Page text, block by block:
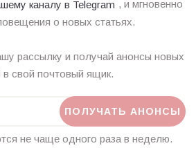
, и мгновенно
о новых статьях.
рассылку и получай анонсы новых
в свой почтовый ящик.
не чаще одного раза в неделю.